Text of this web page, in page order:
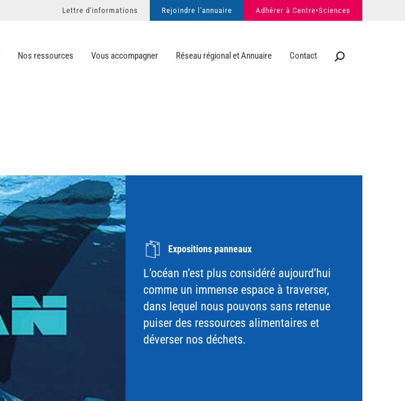
Nos ressources Vous accompagner Réseau régional et Annuaire Contact
Lettre d'informations Rejoindre l'annuaire Adhérer à Centre•Sciences
Expositions panneaux
L’océan n’est plus considéré aujourd’hui
comme un immense espace à traverser,
dans lequel nous pouvons sans retenue
puiser des ressources alimentaires et
déverser nos déchets.